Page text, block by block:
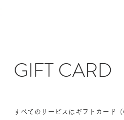
GIFT CARD
すべてのサービスはギフトカード